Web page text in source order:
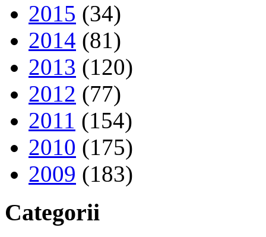
2015 (34)
2014 (81)
2013 (120)
2012 (77)
2011 (154)
2010 (175)
2009 (183)
Categorii